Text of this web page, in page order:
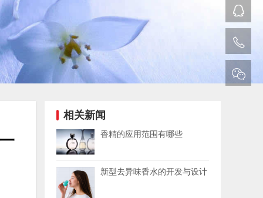
相关新闻
香精的应用范围有哪些
新型去异味香水的开发与设计